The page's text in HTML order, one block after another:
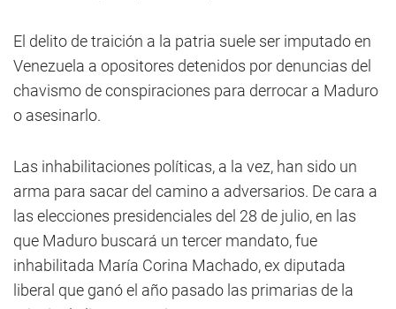
El delito de traición a la patria suele ser imputado en
Venezuela a opositores detenidos por denuncias del
chavismo de conspiraciones para derrocar a Maduro
o asesinarlo.
Las inhabilitaciones políticas, a la vez, han sido un
arma para sacar del camino a adversarios. De cara a
las elecciones presidenciales del 28 de julio, en las
que Maduro buscará un tercer mandato, fue
inhabilitada María Corina Machado, ex diputada
liberal que ganó el año pasado las primarias de la